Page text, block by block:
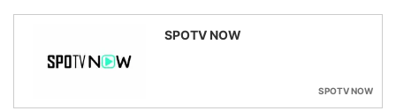
SPOTV NOW
SPOTV NOW